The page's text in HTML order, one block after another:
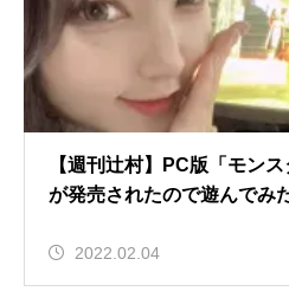
【週刊辻村】PC版「モン
が発売されたので遊んでみ
2022.02.04